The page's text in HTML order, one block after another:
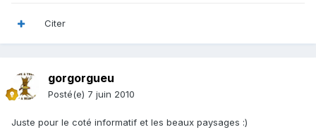
Citer
gorgorgueu
Posté(e) 7 juin 2010
Juste pour le coté informatif et les beaux paysages :)